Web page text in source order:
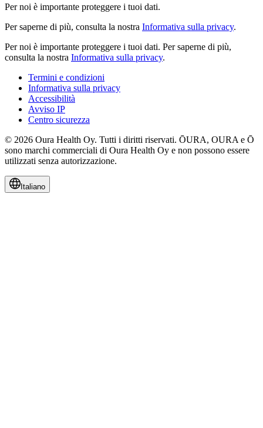
Per noi è importante proteggere i tuoi dati.
Per saperne di più, consulta la nostra Informativa sulla privacy.
Per noi è importante proteggere i tuoi dati. Per saperne di più,
consulta la nostra Informativa sulla privacy.
Termini e condizioni
Informativa sulla privacy
Accessibilità
Avviso IP
Centro sicurezza
© 2026 Oura Health Oy. Tutti i diritti riservati. ŌURA, OURA e Ō
sono marchi commerciali di Oura Health Oy e non possono essere
utilizzati senza autorizzazione.
Italiano